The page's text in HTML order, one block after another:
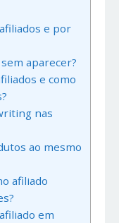
e por
aparecer?
e como
nas
ao mesmo
afiliado
em